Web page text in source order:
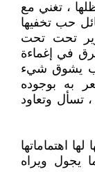
، تغني مع
حب تخفيها
تحت تحت
في إغماءة
يشوق شيء
به بوجوده
تسأل وتعاود
اهتماماتها
يجول ويراه